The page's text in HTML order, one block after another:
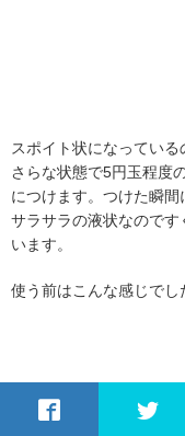
スポイト状になってい
さらな状態で5円玉程度
につけます。つけた瞬間
サラサラの液状なのです
います。
使う前はこんな感じでし